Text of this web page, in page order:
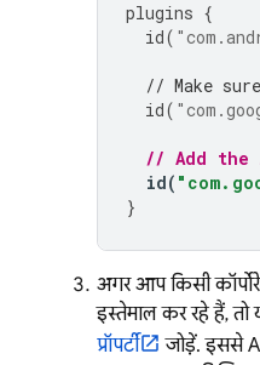
plugins {
id(
// Make
id(
// Add the
id(
}
अगर आप किसी
इस्तेमाल कर रहे हैं, तो
प्रॉपर्टी
जोड़ें. इससे